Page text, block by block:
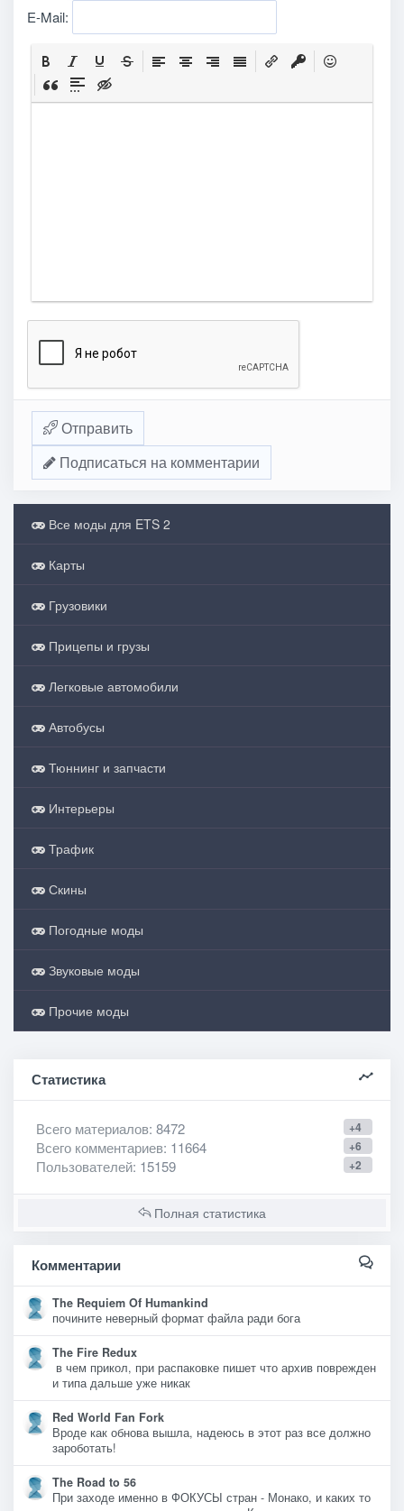
E-Mail:
Отправить
Подписаться на комментарии
Все моды для ETS 2
Карты
Грузовики
Прицепы и грузы
Легковые автомобили
Автобусы
Тюннинг и запчасти
Интерьеры
Трафик
Скины
Погодные моды
Звуковые моды
Прочие моды
Статистика
+4
Всего материалов: 8472
+6
Всего комментариев: 11664
+2
Пользователей: 15159
Полная статистика
Комментарии
The Requiem Of Humankind
почините неверный формат файла ради бога
The Fire Redux
в чем прикол, при распаковке пишет что архив поврежден
и типа дальше уже никак
Red World Fan Fork
Вроде как обнова вышла, надеюсь в этот раз все должно
зароботать!
The Road to 56
При заходе именно в ФОКУСЫ стран - Монако, и каких то